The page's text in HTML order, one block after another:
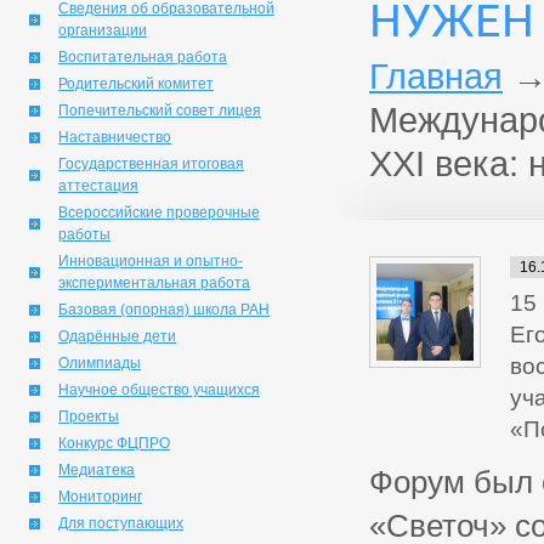
Сведения об образовательной
организации
Воспитательная работа
Родительский комитет
Попечительский совет лицея
Наставничество
Государственная итоговая
аттестация
Всероссийские проверочные
работы
Инновационная и опытно-
экспериментальная работа
Базовая (опорная) школа РАН
Одарённые дети
Олимпиады
Научное общество учащихся
Проекты
Конкурс ФЦПРО
Медиатека
Мониторинг
Для поступающих
НУЖЕН
Главная
XXI века:
15
Форум был
«Светоч»